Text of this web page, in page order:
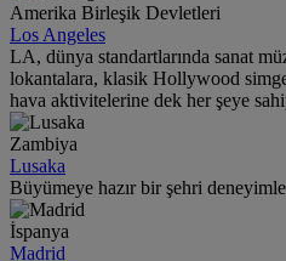
Amerika Birleşik Devletleri
Los Angeles
LA, dünya standartlarında sanat
lokantalara, klasik Hollywood
hava aktivitelerine dek her şeye
Zambiya
Lusaka
Büyümeye hazır bir şehri
İspanya
Madrid